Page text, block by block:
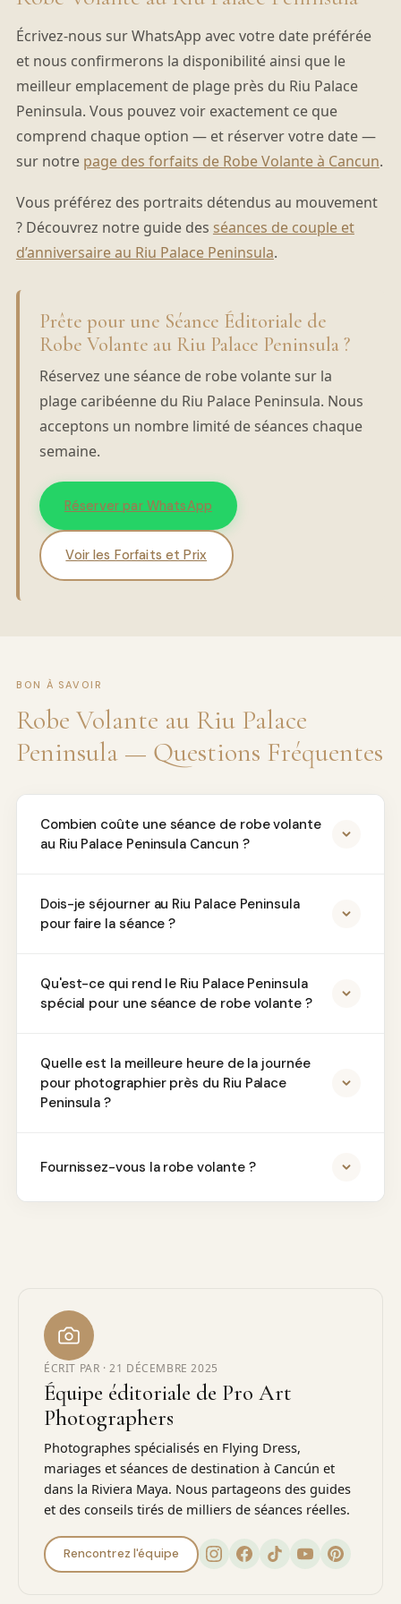
Écrivez-nous sur WhatsApp avec votre date préférée
et nous confirmerons la disponibilité ainsi que le
meilleur emplacement de plage près du Riu Palace
Peninsula. Vous pouvez voir exactement ce que
comprend chaque option — et réserver votre date —
sur notre page des forfaits de Robe Volante à Cancun.
Vous préférez des portraits détendus au mouvement
? Découvrez notre guide des séances de couple et
d’anniversaire au Riu Palace Peninsula.
Prête pour une Séance Éditoriale de
Robe Volante au Riu Palace Peninsula ?
Réservez une séance de robe volante sur la
plage caribéenne du Riu Palace Peninsula. Nous
acceptons un nombre limité de séances chaque
semaine.
Réserver par WhatsApp
Voir les Forfaits et Prix
BON À SAVOIR
Robe Volante au Riu Palace
Peninsula — Questions Fréquentes
Combien coûte une séance de robe volante
au Riu Palace Peninsula Cancun ?
Dois-je séjourner au Riu Palace Peninsula
pour faire la séance ?
Qu'est-ce qui rend le Riu Palace Peninsula
spécial pour une séance de robe volante ?
Quelle est la meilleure heure de la journée
pour photographier près du Riu Palace
Peninsula ?
Fournissez-vous la robe volante ?
ÉCRIT PAR ·21 DÉCEMBRE 2025
Équipe éditoriale de Pro Art
Photographers
Photographes spécialisés en Flying Dress,
mariages et séances de destination à Cancún et
dans la Riviera Maya. Nous partageons des guides
et des conseils tirés de milliers de séances réelles.
Rencontrez l'équipe